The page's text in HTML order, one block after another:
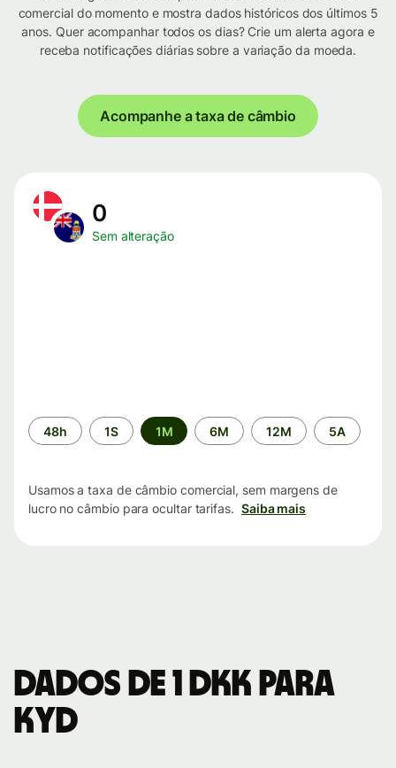
comercial do momento e mostra dados históricos dos últimos 5
anos. Quer acompanhar todos os dias? Crie um alerta agora e
receba notificações diárias sobre a variação da moeda.
Acompanhe a taxa de câmbio
0
Sem alteração
Período
de
48h 1S 1M 6M 12M 5A
Usamos a taxa de câmbio comercial, sem margens de
lucro no câmbio para ocultar tarifas. Saiba mais
Dados de 1 DKK para
KYD